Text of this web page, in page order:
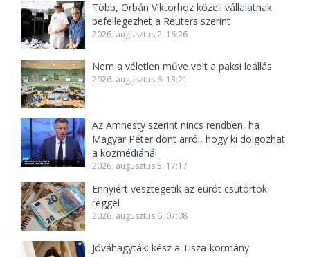
Több, Orbán Viktorhoz közeli vállalatnak
befellegezhet a Reuters szerint
2026. augusztus 2. 16:26
Nem a véletlen műve volt a paksi leállás
2026. augusztus 6. 13:21
Az Amnesty szerint nincs rendben, ha
Magyar Péter dönt arról, hogy ki dolgozhat
a közmédiánál
2026. augusztus 5. 17:17
Ennyiért vesztegetik az eurót csütörtök
reggel
2026. augusztus 6. 07:08
Jóváhagyták: kész a Tisza-kormány